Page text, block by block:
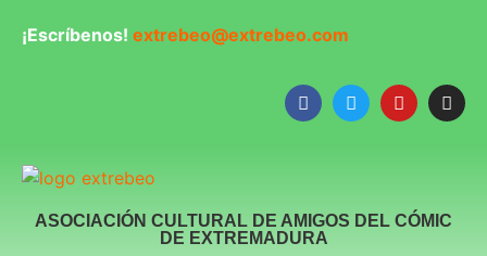
¡Escríbenos! extrebeo@extrebeo.com
ASOCIACIÓN CULTURAL DE AMIGOS DEL CÓMIC
DE EXTREMADURA